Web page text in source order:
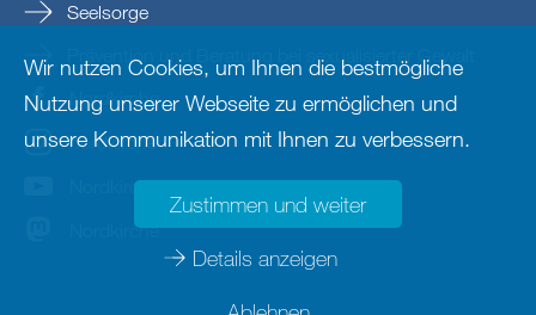
Seelsorge
Prävention und Beratung bei sexualisierter Gewalt
Nordkirche
nordkirche
Nordkirche
Nordkirche
Wir nutzen Cookies, um Ihnen die bestmögliche
Nutzung unserer Webseite zu ermöglichen und
unsere Kommunikation mit Ihnen zu verbessern.
Zustimmen und weiter
Details anzeigen